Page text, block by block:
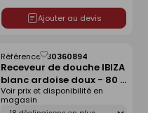
Ajouter au devis
Receveur de douche IBIZA
blanc ardoise doux - 80 x
120 cm
Référence :30360894
Déclinaison
Voir prix et disponibilité en
magasin
Enregistrer
comme
liste